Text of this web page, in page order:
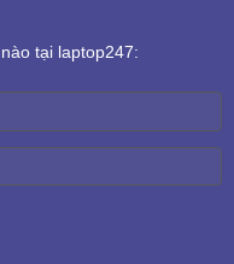
tại laptop247: